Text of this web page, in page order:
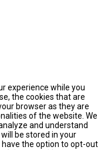
experience while you
the cookies that are
browser as they are
of the website. We
and understand
be stored in your
have the option to opt-out